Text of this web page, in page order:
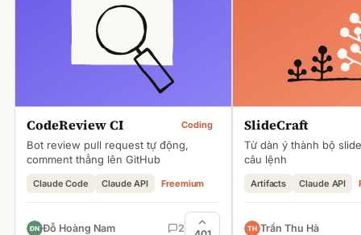
CodeReview CI Coding
Bot review pull request tự động,
comment thẳng lên GitHub
Claude Code Claude API Freemium
Đỗ Hoàng Nam 2
SlideCraft
Từ dàn ý thành bộ
câu lệnh
Artifacts Claude API
Trần Thu Hà